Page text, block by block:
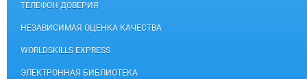
ТЕЛЕФОН ДОВЕРИЯ
НЕЗАВИСИМАЯ ОЦЕНКА КАЧЕСТВА
WORLDSKILLS EXPRESS
ЭЛЕКТРОННАЯ БИБЛИОТЕКА